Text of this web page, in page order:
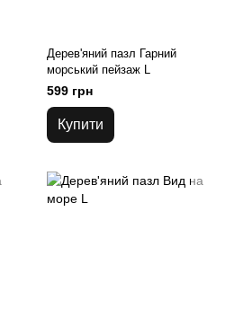
Дерев'яний пазл Гарний
морський пейзаж L
599 грн
Купити